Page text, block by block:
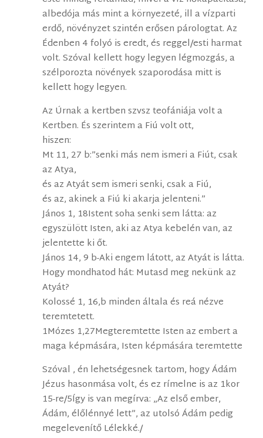
albedója más mint a környezeté, ill a vízparti
erdő, növényzet szintén erősen párologtat. Az
Édenben 4 folyó is eredt, és reggel/esti harmat
volt. Szóval kellett hogy legyen légmozgás, a
szélporozta növények szaporodása mitt is
kellett hogy legyen.
Az Úrnak a kertben szvsz teofániája volt a
Kertben. És szerintem a Fiú volt ott,
hiszen:
Mt 11, 27 b:”senki más nem ismeri a Fiút, csak
az Atya,
és az Atyát sem ismeri senki, csak a Fiú,
és az, akinek a Fiú ki akarja jelenteni.”
János 1, 18Istent soha senki sem látta: az
egyszülött Isten, aki az Atya kebelén van, az
jelentette ki őt.
János 14, 9 b-Aki engem látott, az Atyát is látta.
Hogy mondhatod hát: Mutasd meg nekünk az
Atyát?
Kolossé 1, 16,b minden általa és reá nézve
teremtetett.
1Mózes 1,27Megteremtette Isten az embert a
maga képmására, Isten képmására teremtette
Szóval , én lehetségesnek tartom, hogy Ádám
Jézus hasonmása volt, és ez rímelne is az 1kor
15-re/5Így is van megírva: „Az első ember,
Ádám, élőlénnyé lett”, az utolsó Ádám pedig
megelevenítő Lélekké./